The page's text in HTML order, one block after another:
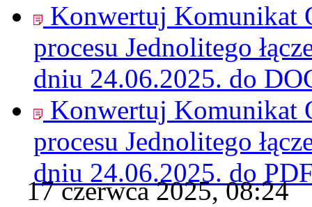
Konwertuj Komunikat
procesu Jednolitego
dniu 24.06.2025. do
Konwertuj Komunikat
procesu Jednolitego
dniu 24.06.2025. do
17 czerwca 2025, 08:24